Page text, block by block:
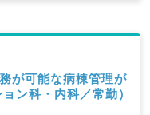
が可能な病棟管理が
ン科・内科／常勤）